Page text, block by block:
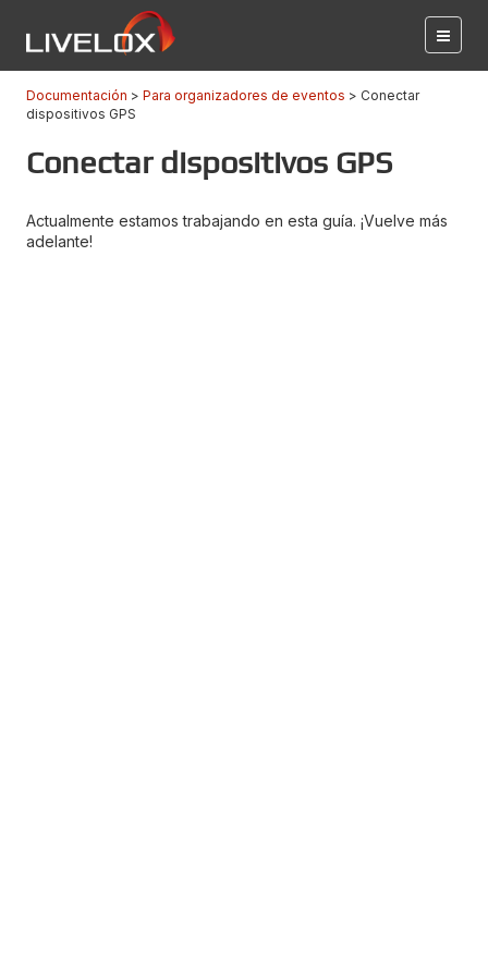
Documentación Para organizadores de eventos
Conectar
dispositivos GPS
Conectar dispositivos GPS
Actualmente estamos trabajando en esta guía. ¡Vuelve más
adelante!